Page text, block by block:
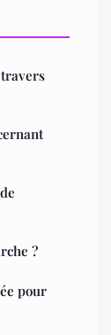
?
pour